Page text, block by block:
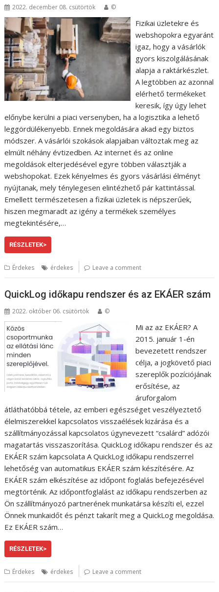
2022. december 08. csütörtök ©
Fizikai üzletekre és
webshopokra egyaránt
igaz, hogy a vásárlók
gyors kiszolgálásának
alapja a raktárkészlet.
A legtöbben az azonnal
elérhető termékeket
keresik, így úgy lehet
előnybe kerülni a piaci versenyben, ha a logisztika a lehető
leggördülékenyebb. Ennek megoldására akad egy biztos
módszer. A vásárlói szokások alapjaiban változtak meg az
elmúlt néhány évtizedben. Az internet és az online
megoldások elterjedésével egyre többen választják a
webshopokat. Ezek kényelmes és gyors vásárlási élményt
nyújtanak, mely ténylegesen elintézhető pár kattintással.
Emellett természetesen a fizikai üzletek is népszerűek,
hiszen megmaradt az igény a termékek személyes
megtekintésére,…
RÉSZLETEK>
Érdekes érdekes Leave a comment
QuickLog időkapu rendszer és az EKÁER szám
2022. október 06. csütörtök ©
Mi az az EKÁER? A
2015. január 1-én
bevezetett rendszer
célja, a jogkövető piaci
szereplők pozíciójának
erősítése, az
áruforgalom
átláthatóbbá tétele, az emberi egészséget veszélyeztető
élelmiszerekkel kapcsolatos visszaélések kizárása és a
szállítmányozással kapcsolatos úgynevezett “csalárd” adózói
magatartás visszaszorítása. QuickLog időkapu rendszer és az
EKÁER szám kapcsolata A QuickLog időkapu rendszerrel
lehetőség van automatikus EKÁER szám készítésére. Az
EKÁER szám elkészítése az időpont foglalás befejezésével
megtörténik. Az időpontfoglalást az időkapu rendszerben az
Ön szállítmányozó partnerének munkatársa készíti el, ezzel
Önnek munkaidőt és pénzt takarít meg a QuickLog megoldása.
Ez EKÁER szám…
RÉSZLETEK>
Érdekes érdekes Leave a comment